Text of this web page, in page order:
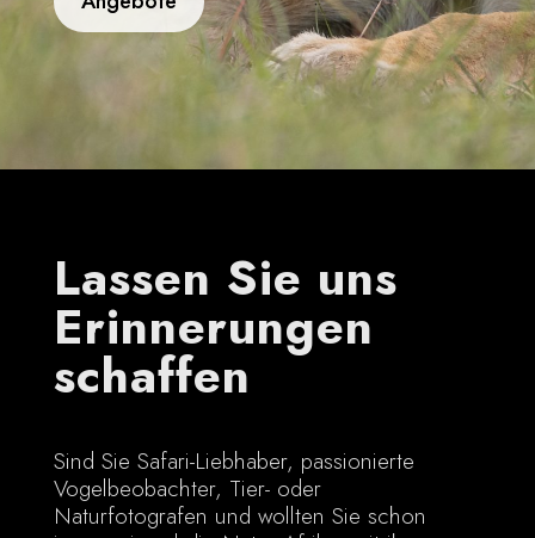
Lassen Sie uns
Erinnerungen
schaffen
Sind Sie Safari-Liebhaber, passionierte
Vogelbeobachter, Tier- oder
Naturfotografen und wollten Sie schon